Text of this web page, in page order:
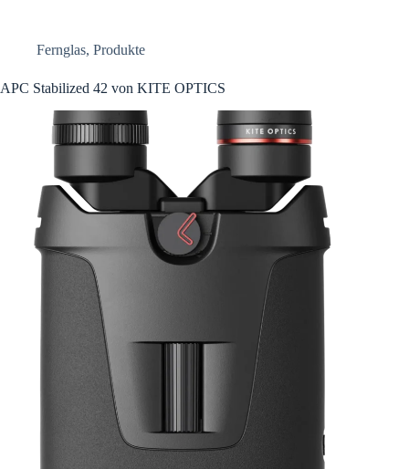
Fernglas, Produkte
APC Stabilized 42 von KITE OPTICS